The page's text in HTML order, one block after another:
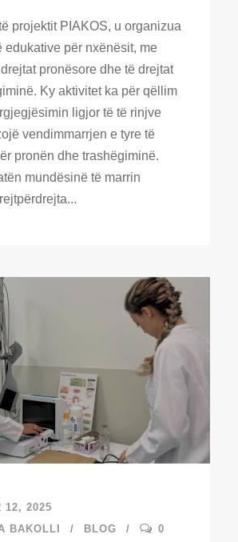
projektit PIAKOS, u organizua
edukative për nxënësit, me
pronësore dhe të drejtat
Ky aktivitet ka për qëllim
ligjor të të rinjve
vendimmarrjen e tyre të
pronën dhe trashëgiminë.
mundësinë të marrin
12, 2025
BAKOLLI BLOG 0